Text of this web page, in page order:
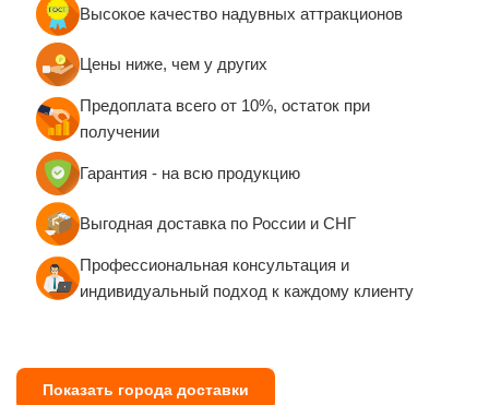
Высокое качество надувных аттракционов
Цены ниже, чем у других
Предоплата всего от 10%, остаток при
получении
Гарантия - на всю продукцию
Выгодная доставка по России и СНГ
Профессиональная консультация и
индивидуальный подход к каждому клиенту
Показать города доставки